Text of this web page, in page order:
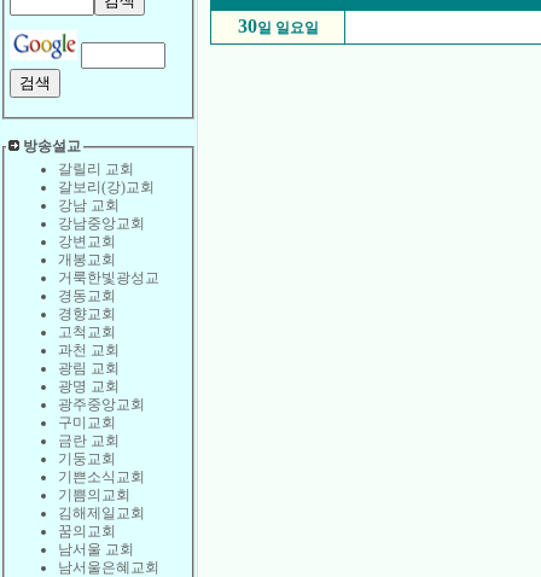
방송설교
갈릴리 교회
갈보리(강)교회
강남 교회
강남중앙교회
강변교회
개봉교회
거룩한빛광성교
경동교회
경향교회
고척교회
과천 교회
광림 교회
광명 교회
광주중앙교회
구미교회
금란 교회
기둥교회
기쁜소식교회
기쁨의교회
김해제일교회
꿈의교회
남서울 교회
남서울은혜교회
30일 일요일